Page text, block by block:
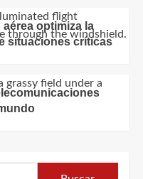
optimiza la
situaciones críticas